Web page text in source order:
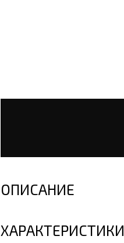
ОПИСАНИЕ
ХАРАКТЕРИСТИКИ